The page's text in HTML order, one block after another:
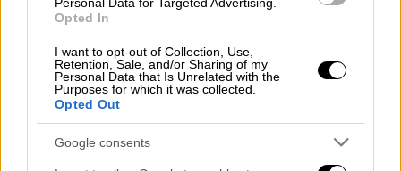
Opted In
I want to opt-out of Collection, Use,
Retention, Sale, and/or Sharing of my
Personal Data that Is Unrelated with the
Purposes for which it was collected.
Opted Out
Google consents
που δεν ήταν δηλωμένες στα πραγματικά
τους στοιχεία, αλλά σε στοιχεία τρίτων
προσώπων («αχυράνθρωπων» - ghost
persons), ενώ κατά τις μεταξύ τους
συνομιλίες, χρησιμοποιούσαν συνθηματική
και κωδικοποιημένη ορολογία.